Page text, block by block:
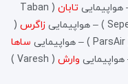
تابان
( Taban
زاگرس (
ساها
وارش
( Varesh )